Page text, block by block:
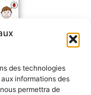
des technologies
informations des
permettra de